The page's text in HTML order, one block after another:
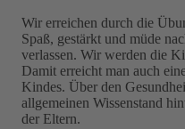
Wir erreichen durch die
Spaß, gestärkt und müde
verlassen. Wir werden die
Damit erreicht man auch
Kindes. Über den
allgemeinen Wissenstand
der Eltern.